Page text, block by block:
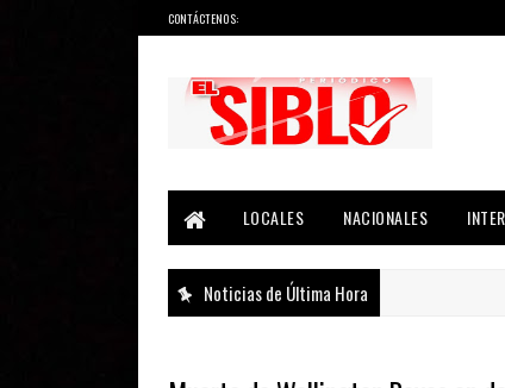
CONTÁCTENOS:
LOCALES
NACIONALES
Noticias de Última Hora